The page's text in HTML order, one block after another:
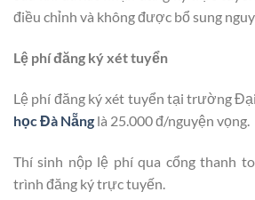
điều chỉnh và không được bổ sung
Lệ phí đăng ký xét tuyển
Lệ phí đăng ký xét tuyển tại trường
học Đà Nẵng là 25.000 đ/nguyện vọng.
Thí sinh nộp lệ phí qua cổng thanh
trình đăng ký trực tuyến.